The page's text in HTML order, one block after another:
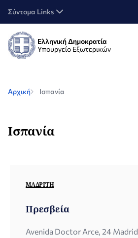
Σύντομα Links
Ελληνική Δημοκρατία
Υπουργείο Εξωτερικών
Αρχική Ισπανία
Ισπανία
ΜΑΔΡΊΤΗ
Πρεσβεία
Avenida Doctor Arce, 24 Madrid